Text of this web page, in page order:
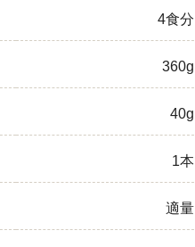
4食分
360g
40g
1本
適量
なす